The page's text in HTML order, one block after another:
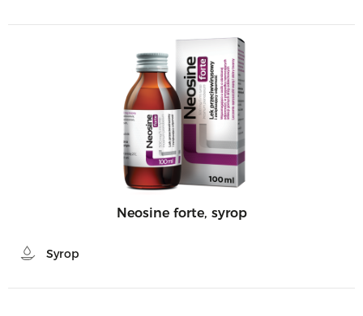
Neosine forte, syrop
Syrop